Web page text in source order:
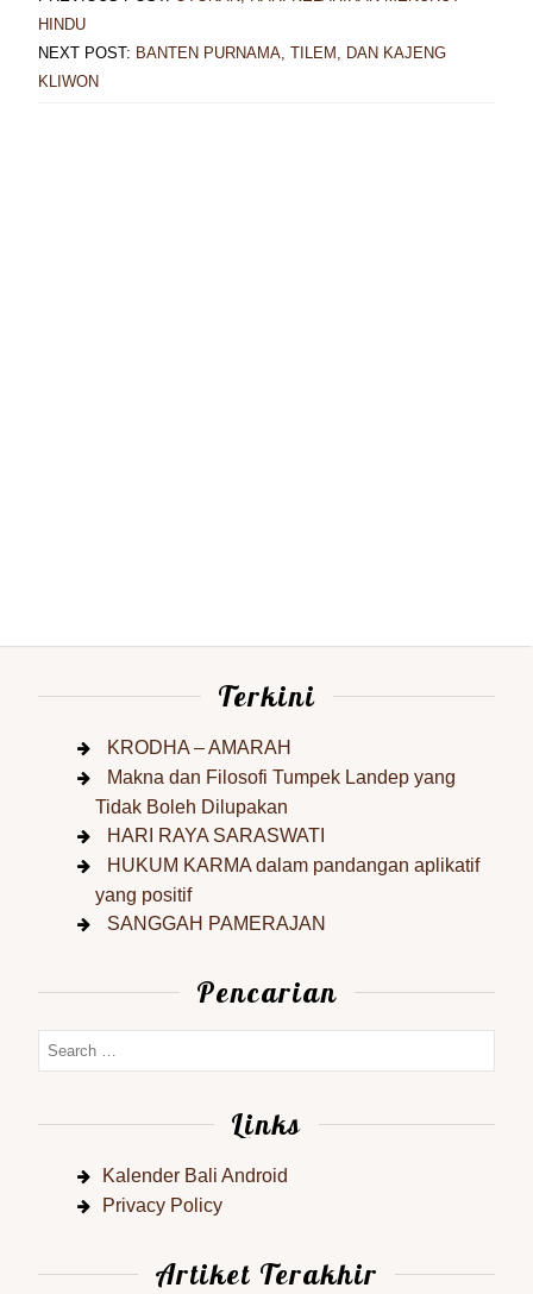
HINDU
NEXT POST: BANTEN PURNAMA, TILEM, DAN KAJENG
KLIWON
Terkini
KRODHA – AMARAH
Makna dan Filosofi Tumpek Landep yang
Tidak Boleh Dilupakan
HARI RAYA SARASWATI
HUKUM KARMA dalam pandangan aplikatif
yang positif
SANGGAH PAMERAJAN
Pencarian
Links
Kalender Bali Android
Privacy Policy
Artiket Terakhir